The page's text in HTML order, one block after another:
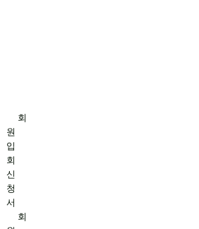
회
원
입
회
신
청
서
회